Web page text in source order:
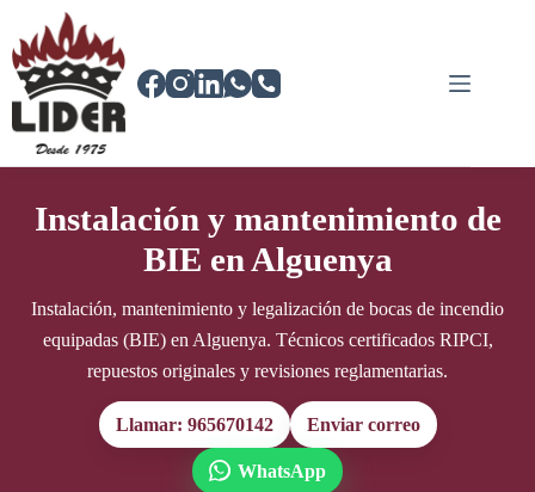
contenido
Instalación y mantenimiento de
BIE en Alguenya
Instalación, mantenimiento y legalización de bocas de incendio
equipadas (BIE) en Alguenya. Técnicos certificados RIPCI,
repuestos originales y revisiones reglamentarias.
Llamar: 965670142 Enviar correo
WhatsApp